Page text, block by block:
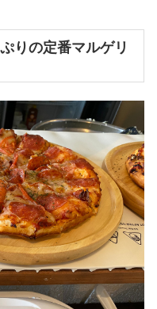
りの定番マルゲリ